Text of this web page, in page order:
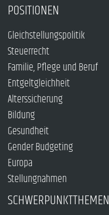
POSITIONEN
Gleichstellungspolitik
Steuerrecht
Familie, Pflege und Beruf
Entgeltgleichheit
Alterssicherung
Bildung
Gesundheit
Gender Budgeting
Europa
Stellungnahmen
SCHWERPUNKTTHEMEN